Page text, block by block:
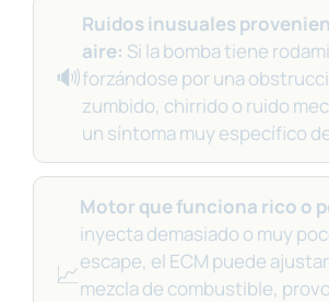
🔊
Ruidos inusuales
aire: Si la bomba tiene
forzándose por una
zumbido, chirrido o ruido
un síntoma muy específico
📈
Motor que funciona rico o
inyecta demasiado o muy
escape, el ECM puede
mezcla de combustible,